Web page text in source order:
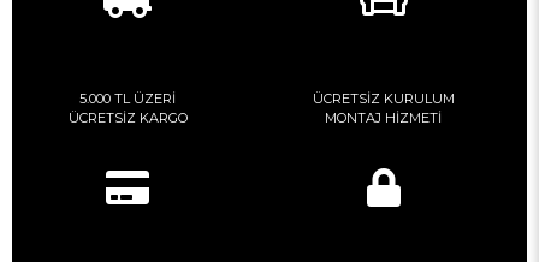
5.000 TL ÜZERİ
ÜCRETSİZ KARGO
ÜCRETSİZ KURULUM
MONTAJ HİZMETİ